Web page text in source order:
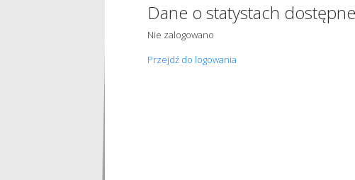
Dane o statystach
Nie zalogowano
Przejdź do logowania